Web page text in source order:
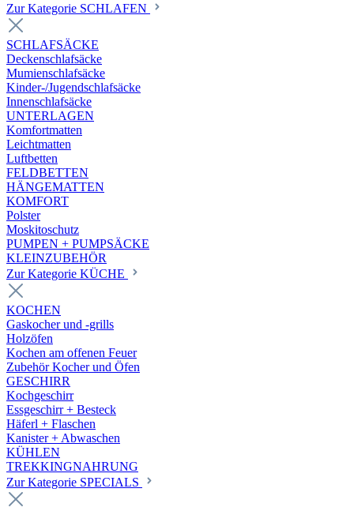
Zur Kategorie SCHLAFEN
SCHLAFSÄCKE
Deckenschlafsäcke
Mumienschlafsäcke
Kinder-/Jugendschlafsäcke
Innenschlafsäcke
UNTERLAGEN
Komfortmatten
Leichtmatten
Luftbetten
FELDBETTEN
HÄNGEMATTEN
KOMFORT
Polster
Moskitoschutz
PUMPEN + PUMPSÄCKE
KLEINZUBEHÖR
Zur Kategorie KÜCHE
KOCHEN
Gaskocher und -grills
Holzöfen
Kochen am offenen Feuer
Zubehör Kocher und Öfen
GESCHIRR
Kochgeschirr
Essgeschirr + Besteck
Häferl + Flaschen
Kanister + Abwaschen
KÜHLEN
TREKKINGNAHRUNG
Zur Kategorie SPECIALS